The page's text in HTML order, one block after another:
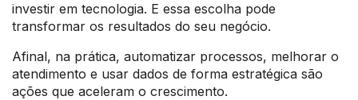
investir em tecnologia. E essa escolha pode
transformar os resultados do seu negócio.
Afinal, na prática, automatizar processos, melhorar o
atendimento e usar dados de forma estratégica são
ações que aceleram o crescimento.